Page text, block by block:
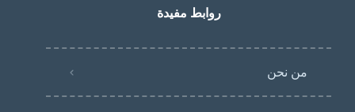
روابط مفيدة
من نحن